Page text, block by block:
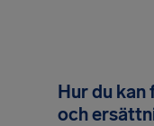
Hur du
och